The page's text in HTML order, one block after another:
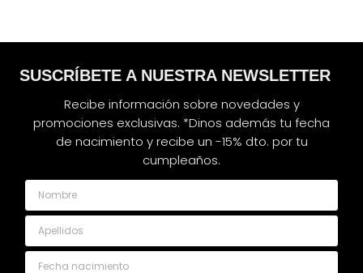
SUSCRÍBETE A NUESTRA NEWSLETTER
Recibe información sobre novedades y
promociones exclusivas. *Dinos además tu fecha
de nacimiento y recibe un -15% dto. por tu
cumpleaños.
Nombre
Apellidos
Fecha nacimiento